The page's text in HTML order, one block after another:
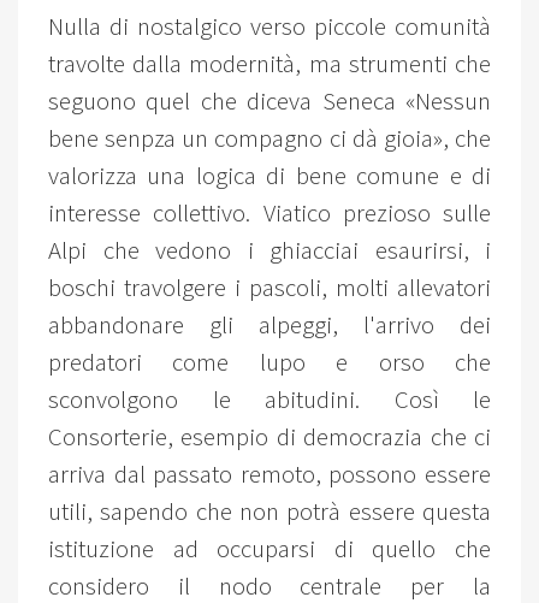
Nulla di nostalgico verso piccole comunità
travolte dalla modernità, ma strumenti che
seguono quel che diceva Seneca «Nessun
bene senpza un compagno ci dà gioia», che
valorizza una logica di bene comune e di
interesse collettivo. Viatico prezioso sulle
Alpi che vedono i ghiacciai esaurirsi, i
boschi travolgere i pascoli, molti allevatori
abbandonare gli alpeggi, l'arrivo dei
predatori come lupo e orso che
sconvolgono le abitudini. Così le
Consorterie, esempio di democrazia che ci
arriva dal passato remoto, possono essere
utili, sapendo che non potrà essere questa
istituzione ad occuparsi di quello che
considero il nodo centrale per la